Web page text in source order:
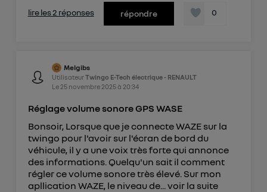
lire les 2 réponses répondre 0
Melgibs
UtilisateurTwingo E-Tech électrique - RENAULT
Le 25 novembre 2025à 20:34
Réglage volume sonore GPS WASE
Bonsoir, Lorsque que je connecte WAZE sur la
twingo pour l'avoir sur l'écran de bord du
véhicule, il y a une voix très forte qui annonce
des informations. Quelqu'un sait il comment
régler ce volume sonore très élevé. Sur mon
apllication WAZE, le niveau de... voir la suite